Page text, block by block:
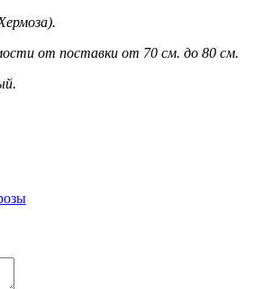
от поставки от 70 см. до 80 см.